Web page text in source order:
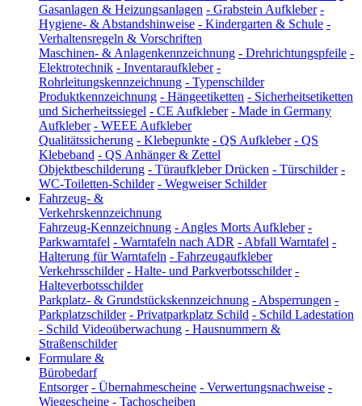
Gasanlagen & Heizungsanlagen - Grabstein Aufkleber -
Hygiene- & Abstandshinweise - Kindergarten & Schule -
Verhaltensregeln & Vorschriften
Maschinen- & Anlagenkennzeichnung - Drehrichtungspfeile -
Elektrotechnik - Inventaraufkleber -
Rohrleitungskennzeichnung - Typenschilder
Produktkennzeichnung - Hängeetiketten - Sicherheitsetiketten
und Sicherheitssiegel - CE Aufkleber - Made in Germany
Aufkleber - WEEE Aufkleber
Qualitätssicherung - Klebepunkte - QS Aufkleber - QS
Klebeband - QS Anhänger & Zettel
Objektbeschilderung - Türaufkleber Drücken - Türschilder -
WC-Toiletten-Schilder - Wegweiser Schilder
Fahrzeug- &
Verkehrskennzeichnung
Fahrzeug-Kennzeichnung - Angles Morts Aufkleber -
Parkwarntafel - Warntafeln nach ADR - Abfall Warntafel -
Halterung für Warntafeln - Fahrzeugaufkleber
Verkehrsschilder - Halte- und Parkverbotsschilder -
Halteverbotsschilder
Parkplatz- & Grundstückskennzeichnung - Absperrungen -
Parkplatzschilder - Privatparkplatz Schild - Schild Ladestation
- Schild Videoüberwachung - Hausnummern &
Straßenschilder
Formulare &
Bürobedarf
Entsorger - Übernahmescheine - Verwertungsnachweise -
Wiegescheine - Tachoscheiben